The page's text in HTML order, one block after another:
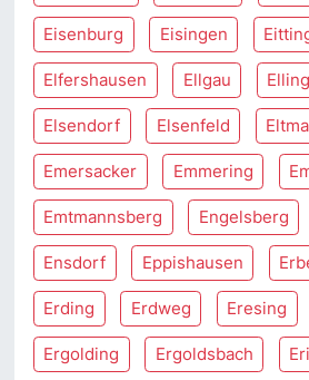
Eisenburg Eisingen
Elfershausen Ellgau
Elsendorf Elsenfeld
Emersacker Emmering
Emtmannsberg Engelsberg
Ensdorf Eppishausen
Erding Erdweg Eresing
Ergolding Ergoldsbach